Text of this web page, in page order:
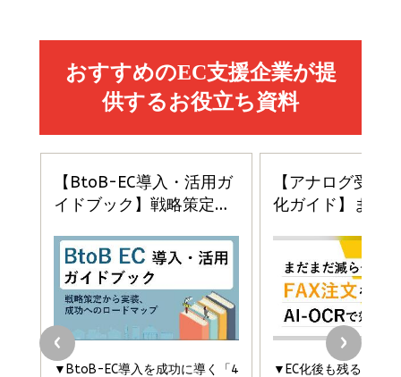
副業
￥1,870
小さな会社は戦略が9割
ドリルを売るには穴を売れ
￥1,815
Brand Shift(ブランド・シフト): 「信頼」で選ばれ
る時代の成長戦略
￥2,420
マーケティングの真実 P&G・グリコで学んだ失敗
と成長の法則
￥2,200
カラダ2026／宮舘涼太]
￥880
anan(アンアン)2026/06/24号 No.2500増刊
スペシャルエディション[王道エンタメの矜持／
￥1,100
anan(アンアン)2026/07/08号 No.2502[2026
年後半、あなたの恋と運命／山田涼介]
￥880
ママ投資家が育休中に１億貯めた株式投資
￥1,870
組織の成果を最大化する ルールのデザイン
￥1,980
イシューからはじめよ［改訂版］――知的生産の「シンプ
ルな本質」
￥2,200
経営メモ 16年の起業家人生で得た知見
￥2,750
影響力の武器［新版］：人を動かす七つの原理
￥3,190
フィードバック経営 「沈黙の組織」から「高め合う
組織」へ